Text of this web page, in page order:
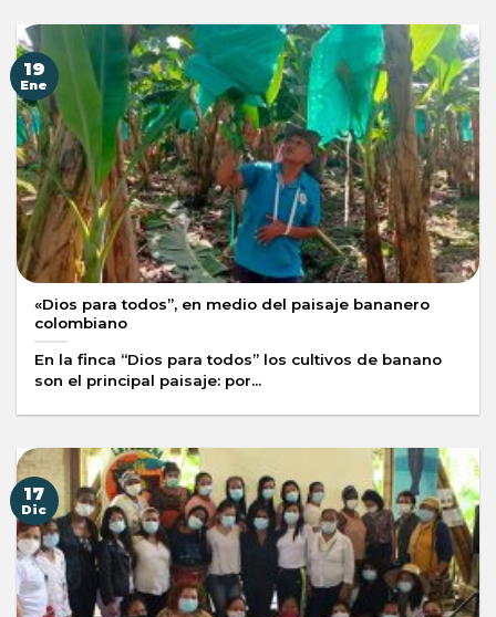
«Dios para todos”, en medio del paisaje bananero
colombiano
En la finca “Dios para todos” los cultivos de banano
son el principal paisaje: por...
19
Ene
17
Dic